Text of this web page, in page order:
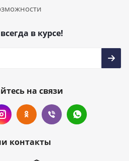
в курсе!
на связи
контакты